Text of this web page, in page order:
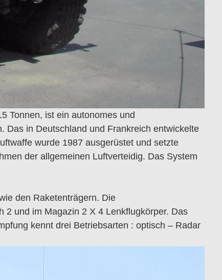
Tonnen, ist ein autonomes und
Das in Deutschland und Frankreich entwickelte
wurde 1987 ausgerüstet und setzte
der allgemeinen Luftverteidig. Das System
den Raketenträgern. Die
2 und im Magazin 2 X 4 Lenkflugkörper. Das
kennt drei Betriebsarten : optisch – Radar